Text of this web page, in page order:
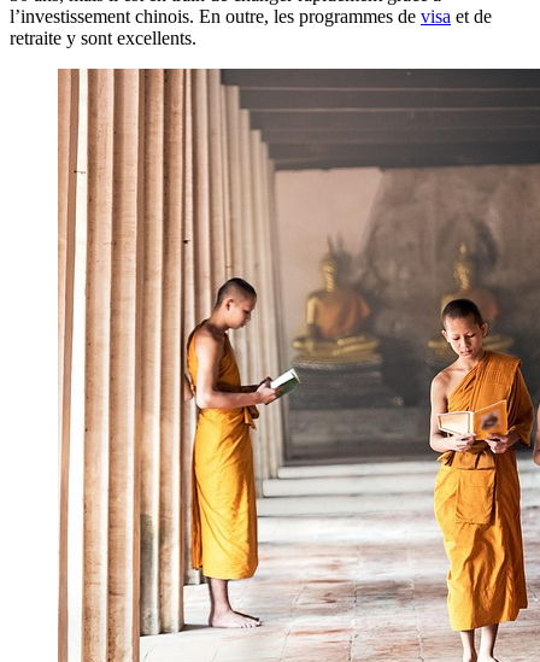
l’investissement chinois. En outre, les programmes de visa et de
retraite y sont excellents.